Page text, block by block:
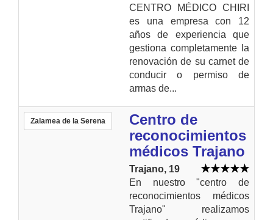
CENTRO MÉDICO CHIRI
es una empresa con 12
años de experiencia que
gestiona completamente la
renovación de su carnet de
conducir o permiso de
armas de...
Zalamea de la Serena
Centro de
reconocimientos
médicos Trajano
Trajano, 19
En nuestro "centro de
reconocimientos médicos
Trajano" realizamos